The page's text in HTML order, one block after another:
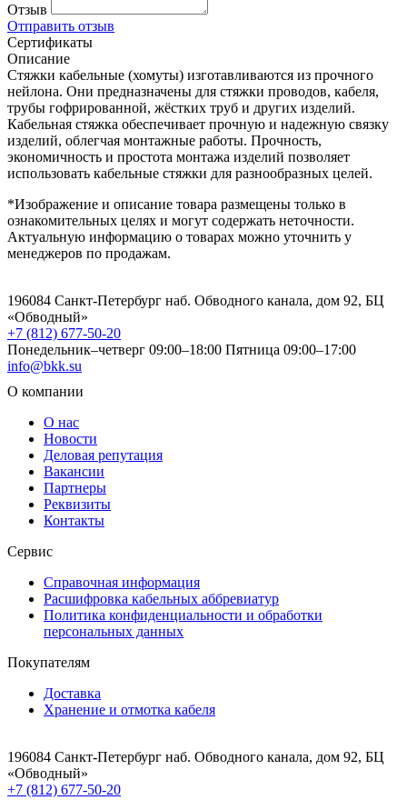
Отзыв
Отправить отзыв
Сертификаты
Описание
Стяжки кабельные (хомуты) изготавливаются из прочного
нейлона. Они предназначены для стяжки проводов, кабеля,
трубы гофрированной, жёстких труб и других изделий.
Кабельная стяжка обеспечивает прочную и надежную связку
изделий, облегчая монтажные работы. Прочность,
экономичность и простота монтажа изделий позволяет
использовать кабельные стяжки для разнообразных целей.
*Изображение и описание товара размещены только в
ознакомительных целях и могут содержать неточности.
Актуальную информацию о товарах можно уточнить у
менеджеров по продажам.
196084 Санкт-Петербург наб. Обводного канала, дом 92, БЦ
«Обводный»
+7 (812) 677-50-20
Понедельник–четверг 09:00–18:00 Пятница 09:00–17:00
info@bkk.su
О компании
О нас
Новости
Деловая репутация
Вакансии
Партнеры
Реквизиты
Контакты
Сервис
Справочная информация
Расшифровка кабельных аббревиатур
Политика конфиденциальности и обработки
персональных данных
Покупателям
Доставка
Хранение и отмотка кабеля
196084 Санкт-Петербург наб. Обводного канала, дом 92, БЦ
«Обводный»
+7 (812) 677-50-20